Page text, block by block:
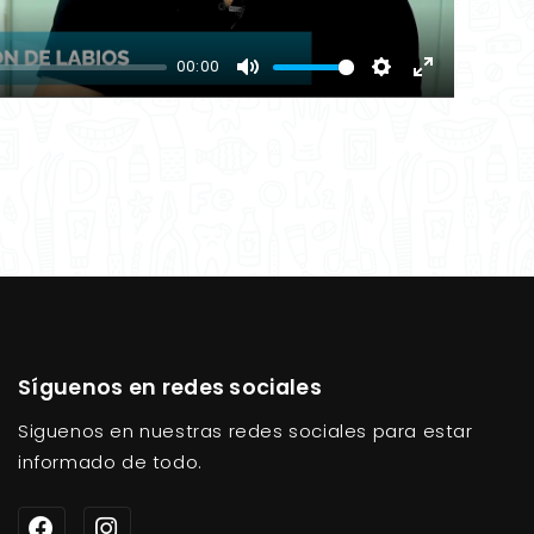
00:00
Mute Settings
Enter
Síguenos en redes sociales
Siguenos en nuestras redes sociales para estar
informado de todo.